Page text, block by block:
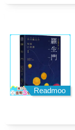
Readmoo